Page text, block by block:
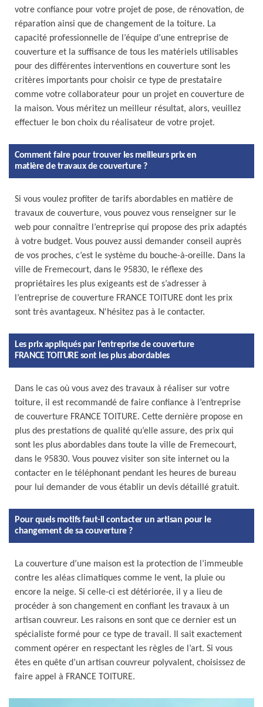
votre confiance pour votre projet de pose, de rénovation, de
réparation ainsi que de changement de la toiture. La
capacité professionnelle de l’équipe d’une entreprise de
couverture et la suffisance de tous les matériels utilisables
pour des différentes interventions en couverture sont les
critères importants pour choisir ce type de prestataire
comme votre collaborateur pour un projet en couverture de
la maison. Vous méritez un meilleur résultat, alors, veuillez
effectuer le bon choix du réalisateur de votre projet.
Comment faire pour trouver les meilleurs prix en
matière de travaux de couverture ?
Si vous voulez profiter de tarifs abordables en matière de
travaux de couverture, vous pouvez vous renseigner sur le
web pour connaître l’entreprise qui propose des prix adaptés
à votre budget. Vous pouvez aussi demander conseil auprès
de vos proches, c’est le système du bouche-à-oreille. Dans la
ville de Fremecourt, dans le 95830, le réflexe des
propriétaires les plus exigeants est de s’adresser à
l’entreprise de couverture FRANCE TOITURE dont les prix
sont très avantageux. N'hésitez pas à le contacter.
Les prix appliqués par l’entreprise de couverture
FRANCE TOITURE sont les plus abordables
Dans le cas où vous avez des travaux à réaliser sur votre
toiture, il est recommandé de faire confiance à l’entreprise
de couverture FRANCE TOITURE. Cette dernière propose en
plus des prestations de qualité qu’elle assure, des prix qui
sont les plus abordables dans toute la ville de Fremecourt,
dans le 95830. Vous pouvez visiter son site internet ou la
contacter en le téléphonant pendant les heures de bureau
pour lui demander de vous établir un devis détaillé gratuit.
Pour quels motifs faut-il contacter un artisan pour le
changement de sa couverture ?
La couverture d’une maison est la protection de l’immeuble
contre les aléas climatiques comme le vent, la pluie ou
encore la neige. Si celle-ci est détériorée, il y a lieu de
procéder à son changement en confiant les travaux à un
artisan couvreur. Les raisons en sont que ce dernier est un
spécialiste formé pour ce type de travail. Il sait exactement
comment opérer en respectant les règles de l’art. Si vous
êtes en quête d’un artisan couvreur polyvalent, choisissez de
faire appel à FRANCE TOITURE.